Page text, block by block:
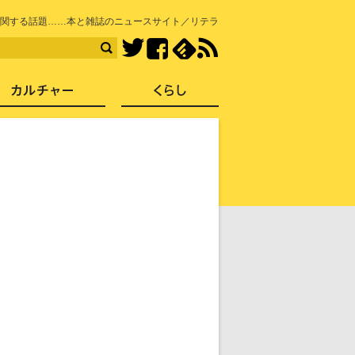
する話題……本と雑誌のニュースサイト／リテラ
TwitterFacebook
社会